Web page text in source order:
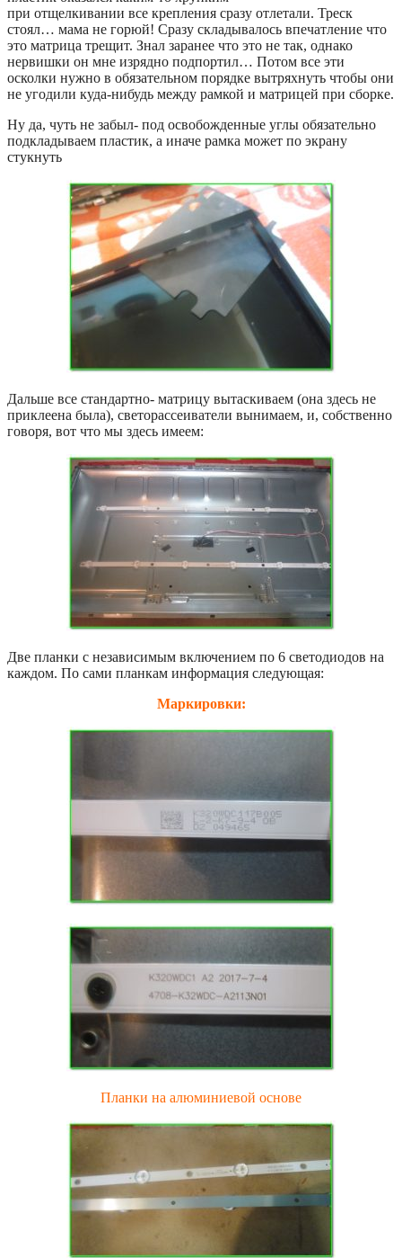
при отщелкивании все крепления сразу отлетали. Треск
стоял… мама не горюй! Сразу складывалось впечатление что
это матрица трещит. Знал заранее что это не так, однако
нервишки он мне изрядно подпортил… Потом все эти
осколки нужно в обязательном порядке вытряхнуть чтобы они
не угодили куда-нибудь между рамкой и матрицей при сборке.
Ну да, чуть не забыл- под освобожденные углы обязательно
подкладываем пластик, а иначе рамка может по экрану
стукнуть
Дальше все стандартно- матрицу вытаскиваем (она здесь не
приклеена была), светорассеиватели вынимаем, и, собственно
говоря, вот что мы здесь имеем:
Две планки с независимым включением по 6 светодиодов на
каждом. По сами планкам информация следующая:
Маркировки:
Планки на алюминиевой основе